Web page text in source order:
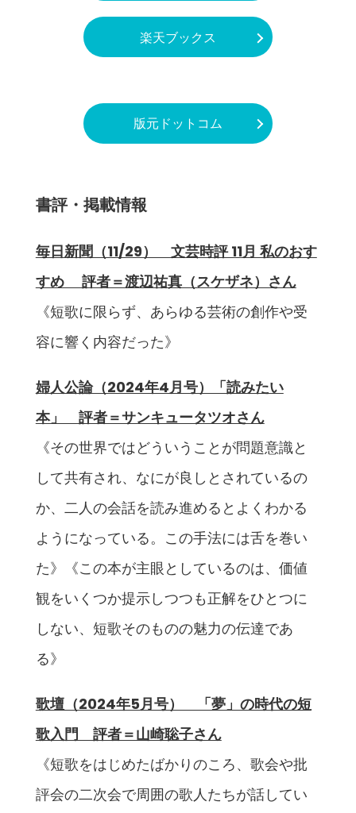
楽天ブックス
版元ドットコム
書評・掲載情報
毎日新聞（11/29） 文芸時評 11月 私のおす
すめ 評者＝渡辺祐真（スケザネ）さん
《短歌に限らず、あらゆる芸術の創作や受
容に響く内容だった》
婦人公論（2024年4月号）「読みたい
本」 評者＝サンキュータツオさん
《その世界ではどういうことが問題意識と
して共有され、なにが良しとされているの
か、二人の会話を読み進めるとよくわかる
ようになっている。この手法には舌を巻い
た》《この本が主眼としているのは、価値
観をいくつか提示しつつも正解をひとつに
しない、短歌そのものの魅力の伝達であ
る》
歌壇（2024年5月号） 「夢」の時代の短
歌入門 評者＝山崎聡子さん
《短歌をはじめたばかりのころ、歌会や批
評会の二次会で周囲の歌人たちが話してい